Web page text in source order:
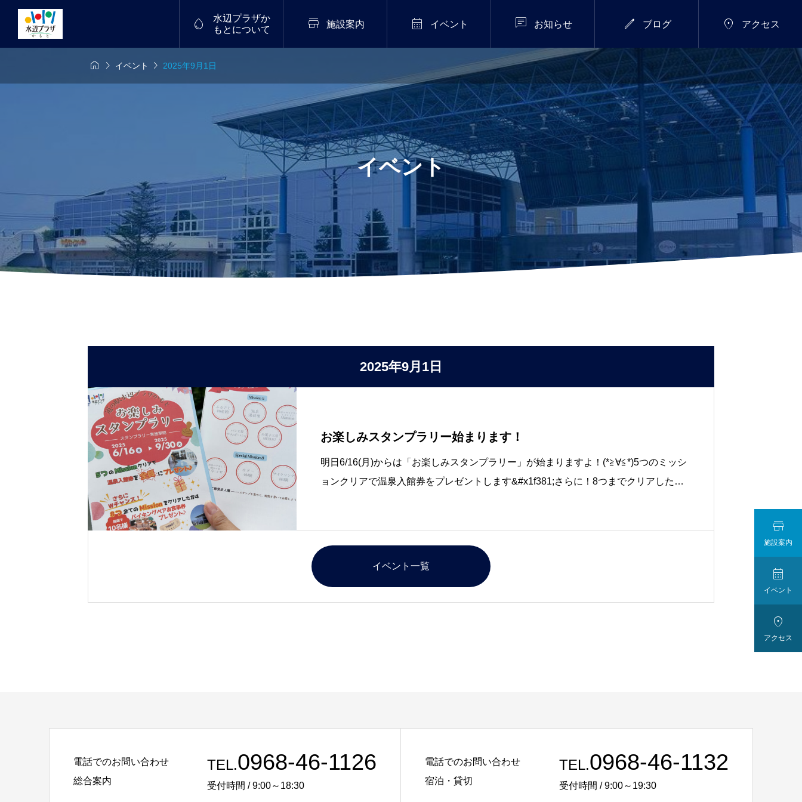

水辺プラザか
もとについて
 施設案内  イベント  お知らせ  ブログ  アクセス
7/18(土)～19(日) 2026年7月20日
伝統芸能「猿まわし公
演」開催！
7/18(土)～26(日)
サマーウィーク開催し
ます！

2026.01.02
新年のご挨拶
2026.01.01

  イベント  2025年9月1日
イベント
2025年9月1日
お楽しみスタンプラリー始まります！
明日6/16(月)からは「お楽しみスタンプラリー」が始まりますよ！(*≧∀≦*)5つのミッシ
ョンクリアで温泉入館券をプレゼントします&#x1f381;さらに！8つまでクリアしたら
イベント一覧
電話でのお問い合わせ
総合案内
TEL.0968-46-1126
受付時間 / 9:00～18:30
電話でのお問い合わせ
宿泊・貸切
TEL.0968-46-1132
受付時間 / 9:00～19:30

施設案内

イベント

アクセス